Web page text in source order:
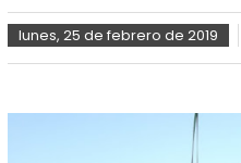
lunes, 25 de febrero de 2019